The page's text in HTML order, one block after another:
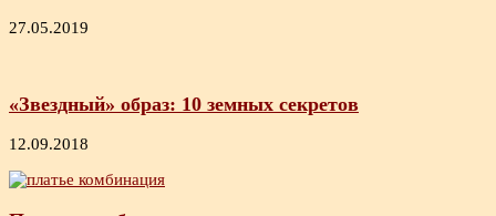
27.05.2019
«Звездный» образ: 10 земных секретов
12.09.2018